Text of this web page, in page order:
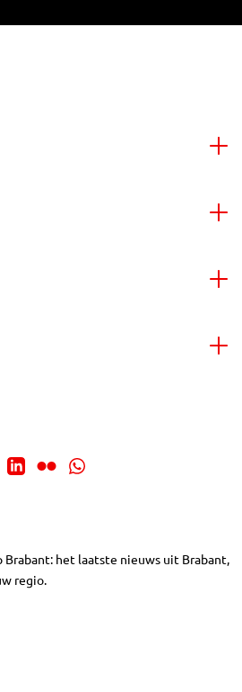
Brabant: het laatste nieuws uit Brabant,
regio.